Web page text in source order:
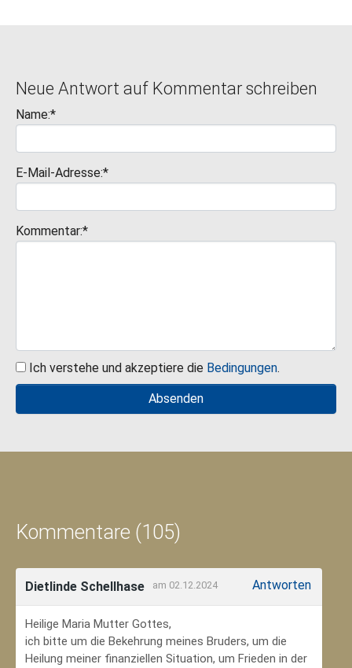
Neue Antwort auf Kommentar schreiben
Name:*
E-Mail-Adresse:*
Kommentar:*
Ich verstehe und akzeptiere die Bedingungen.
Kommentare (105)
Dietlinde Schellhase am 02.12.2024 Antworten
Heilige Maria Mutter Gottes,
ich bitte um die Bekehrung meines Bruders, um die
Heilung meiner finanziellen Situation, um Frieden in der